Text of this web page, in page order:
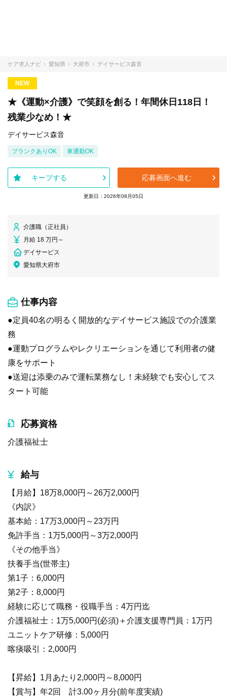
ケア求人ナビ 愛知県 大府市 デイサービス森音
NEW
★《運動×介護》で笑顔を創る！年間休日118日！
残業少なめ！★
デイサービス森音
ブランクありOK 車通勤OK
キープする 応募画面へ進む
更新日：2026年08月05日
介護職（正社員）
月給 18 万円～
デイサービス
愛知県大府市
仕事内容
●定員40名の明るく開放的なデイサービス施設での介護業
務
●運動プログラムやレクリエーションを通じて利用者の健
康をサポート
●送迎は添乗のみで運転業務なし！未経験でも安心してス
タート可能
応募資格
介護福祉士
給与
【月給】18万8,000円～26万2,000円
《内訳》
基本給：17万3,000円～23万円
免許手当：1万5,000円～3万2,000円
《その他手当》
扶養手当(世帯主)
第1子：6,000円
第2子：8,000円
経験に応じて職務・役職手当：4万円迄
介護福祉士：1万5,000円(必須)＋介護支援専門員：1万円
ユニットケア研修：5,000円
喀痰吸引：2,000円
【昇給】1月あたり2,000円～8,000円
【賞与】年2回 計3.00ヶ月分(前年度実績)